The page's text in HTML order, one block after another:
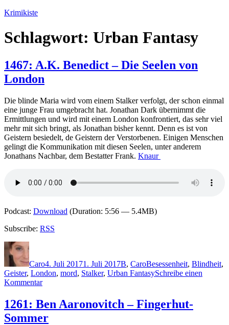
Zum
springen
Krimikiste
Schlagwort: Urban Fantasy
1467: A.K. Benedict – Die Seelen von
London
Die blinde Maria wird vom einem Stalker verfolgt, der schon einmal
eine junge Frau umgebracht hat. Jonathan Dark übernimmt die
Ermittlungen und wird mit einem London konfrontiert, das sehr viel
mehr mit sich bringt, als Jonathan bisher kennt. Denn es ist von
Geistern besiedelt, de Geistern der Verstorbenen. Einigen Menschen
gelingt die Kommunikation mit diesen Seelen, unter anderem
Jonathans Nachbar, dem Bestatter Frank. Knaur
Podcast: Download (Duration: 5:56 — 5.4MB)
Subscribe: RSS
Autor
Caro4. Juli 20171. Juli 2017B, CaroBesessenheit, Blindheit,
Geister, London, mord, Stalker, Urban FantasySchreibe einen
Kommentarzu
A.K.
Benedict
–
1261: Ben Aaronovitch – Fingerhut-
Sommer